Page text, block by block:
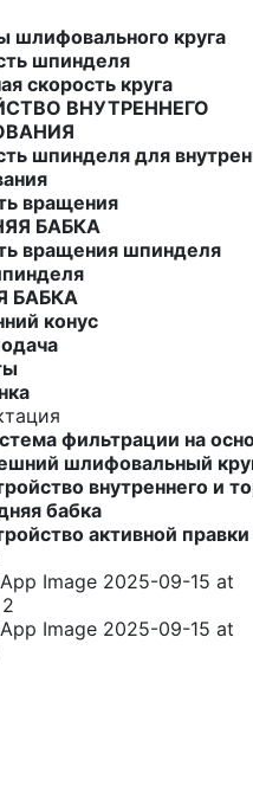
шлифовального круга
шпинделя
скорость круга
ВНУТРЕННЕГО
шпинделя для
вращения
БАБКА
вращения шпинделя
БАБКА
конус
фильтрации на
шлифовальный
внутреннего и
бабка
активной правки